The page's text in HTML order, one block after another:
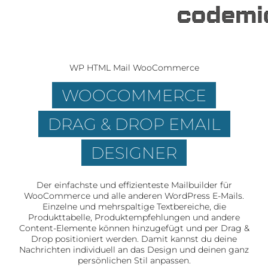
WP HTML Mail WooCommerce
WOOCOMMERCE
DRAG & DROP EMAIL
DESIGNER
Der einfachste und effizienteste Mailbuilder für
WooCommerce und alle anderen WordPress E-Mails.
Einzelne und mehrspaltige Textbereiche, die
Produkttabelle, Produktempfehlungen und andere
Content-Elemente können hinzugefügt und per Drag &
Drop positioniert werden. Damit kannst du deine
Nachrichten individuell an das Design und deinen ganz
persönlichen Stil anpassen.